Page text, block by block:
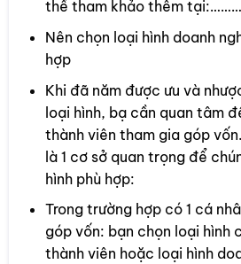
thể tham khảo thêm
Nên chọn loại hình doanh
hợp
Khi đã năm được ưu và
loại hình, bạ cần quan tâm
thành viên tham gia góp
là 1 cơ sở quan trọng để
hình phù hợp:
Trong trường hợp có 1 cá
góp vốn: bạn chọn loại hình
thành viên hoặc loại hình